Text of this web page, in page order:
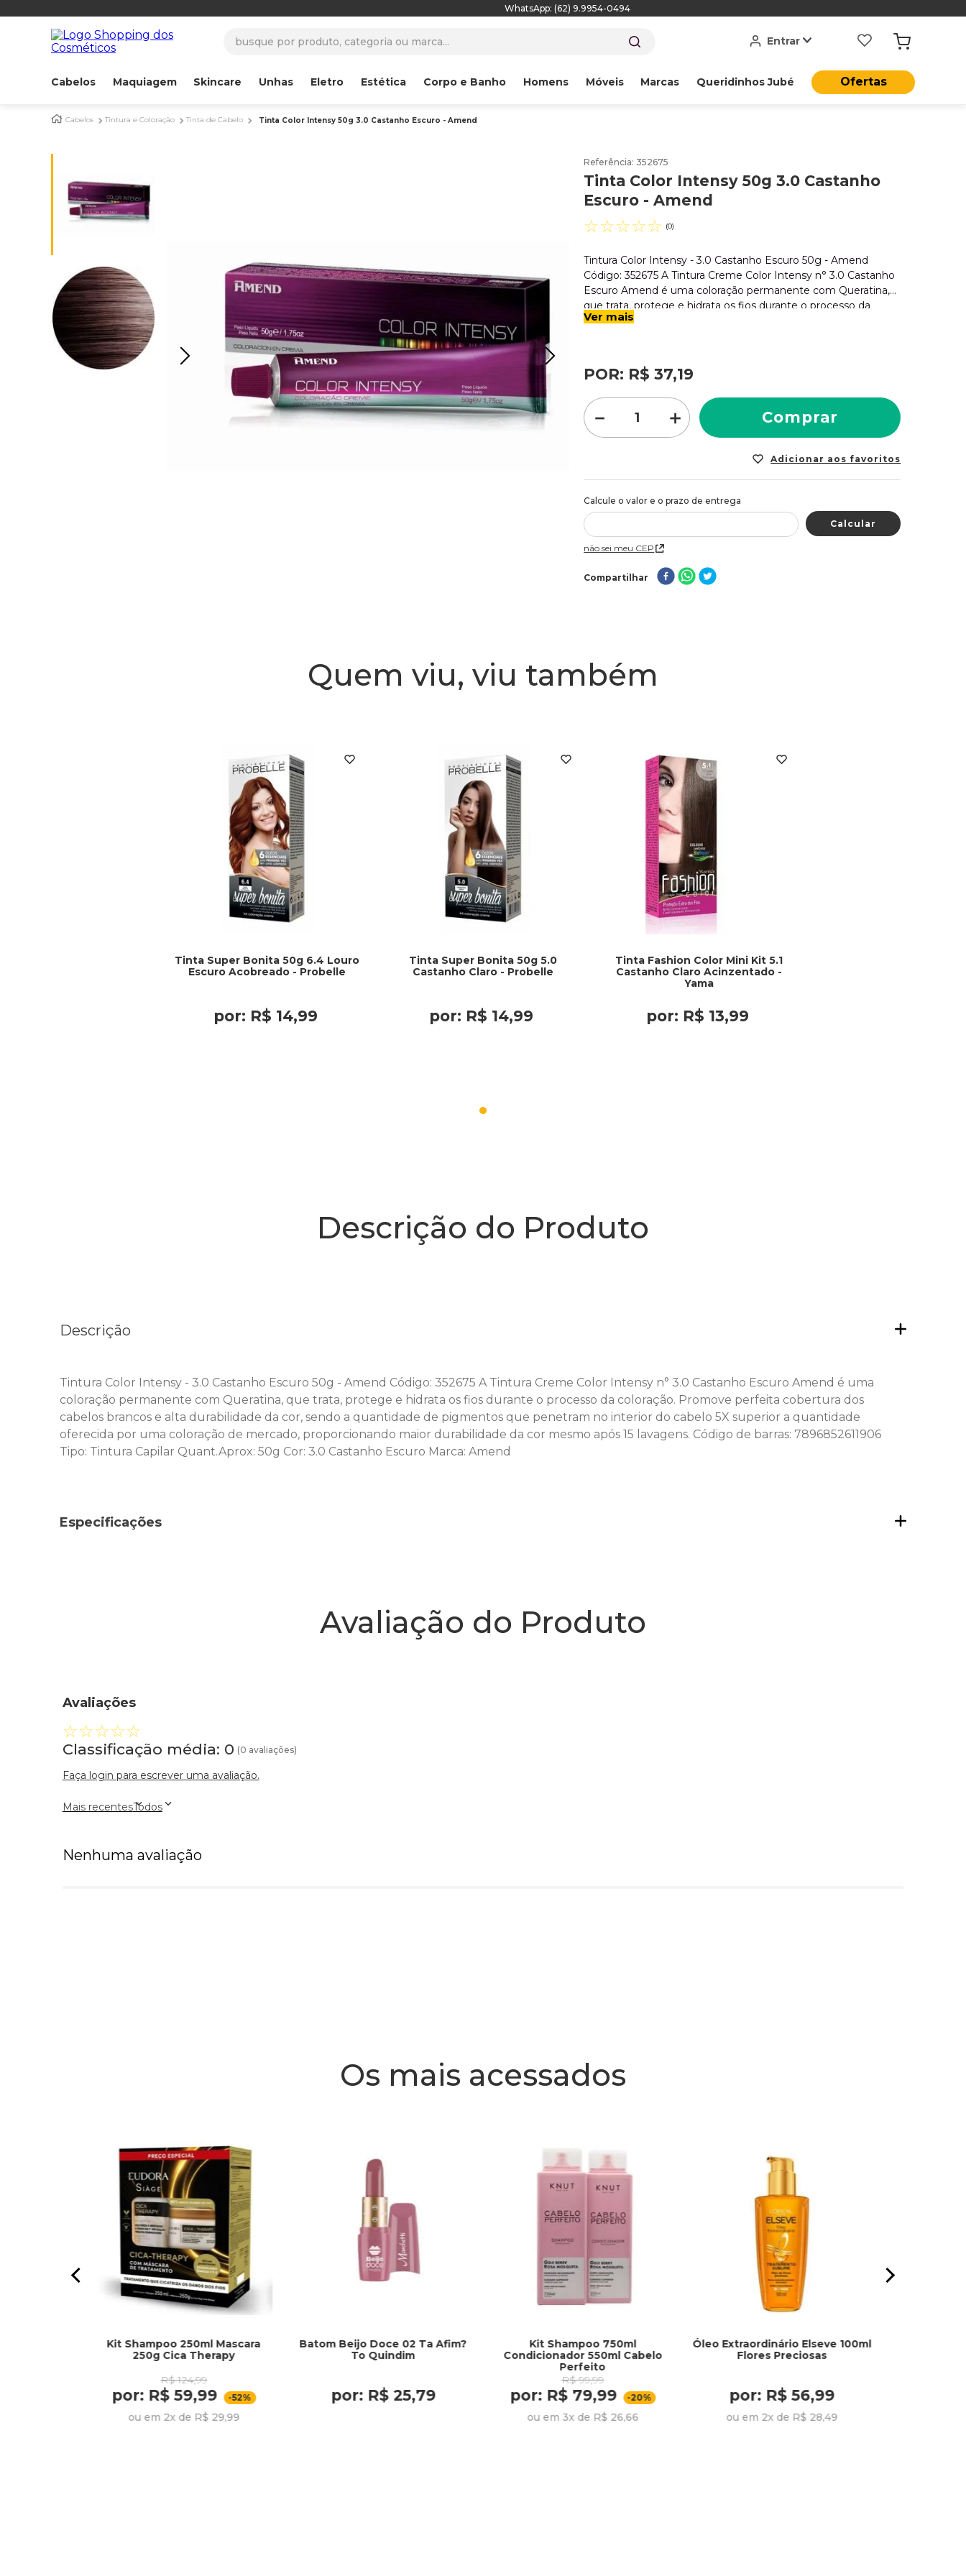
WhatsApp: (62) 9.9954-0494
Entrar
Cabelos Maquiagem Skincare Unhas Eletro Estética Corpo e Banho Homens Móveis Marcas Queridinhos Jubé Ofertas
Cabelos Tintura e Coloração Tinta de Cabelo Tinta Color Intensy 50g 3.0 Castanho Escuro - Amend
Referência: 352675
Tinta Color Intensy 50g 3.0 Castanho
Escuro - Amend
☆☆☆☆☆ (0)
Tintura Color Intensy - 3.0 Castanho Escuro 50g - Amend
Código: 352675 A Tintura Creme Color Intensy n° 3.0 Castanho
Escuro Amend é uma coloração permanente com Queratina,
que trata, protege e hidrata os fios durante o processo da
coloração. Promove perfeita cobertura dos cabelos brancos e
oferecida por uma coloração de mercado, proporcionando
maior durabilidade da cor mesmo após 15 lavagens. Código de
barras: 7896852611906 Tipo: Tintura Capilar Quant.Aprox: 50g
Cor: 3.0 Castanho Escuro Marca: Amend
Ver mais
POR: R$ 37,19
＋
－ Comprar
Não sei meu CEP
Compartilhar
Quem viu, viu também
Tinta Super Bonita 50g 6.4 Louro
Escuro Acobreado - Probelle
por: R$ 14,99
Tinta Super Bonita 50g 5.0
Castanho Claro - Probelle
por: R$ 14,99
Tinta Fashion Color Mini Kit 5.1
Castanho Claro Acinzentado -
Yama
por: R$ 13,99
Descrição do Produto
Descrição
Tintura Color Intensy - 3.0 Castanho Escuro 50g - Amend Código: 352675 A Tintura Creme Color Intensy n° 3.0 Castanho Escuro Amend é uma
coloração permanente com Queratina, que trata, protege e hidrata os fios durante o processo da coloração. Promove perfeita cobertura dos
cabelos brancos e alta durabilidade da cor, sendo a quantidade de pigmentos que penetram no interior do cabelo 5X superior a quantidade
oferecida por uma coloração de mercado, proporcionando maior durabilidade da cor mesmo após 15 lavagens. Código de barras: 7896852611906
Tipo: Tintura Capilar Quant.Aprox: 50g Cor: 3.0 Castanho Escuro Marca: Amend
Especificações
Avaliação do Produto
Avaliações
☆☆☆☆☆
Classificação média: 0 (0 avaliações)
Faça login para escrever uma avaliação.
Mais recentesTodos
Nenhuma avaliação
Os mais acessados
Kit Shampoo 250ml Mascara
250g Cica Therapy
R$ 124,99
por: R$ 59,99 -52%
ou em 2x de R$ 29,99
Batom Beijo Doce 02 Ta Afim?
To Quindim
por: R$ 25,79
Kit Shampoo 750ml
Condicionador 550ml Cabelo
Perfeito
R$ 99,99
por: R$ 79,99 -20%
ou em 3x de R$ 26,66
Óleo Extraordinário Elseve 100ml
Flores Preciosas
por: R$ 56,99
ou em 2x de R$ 28,49